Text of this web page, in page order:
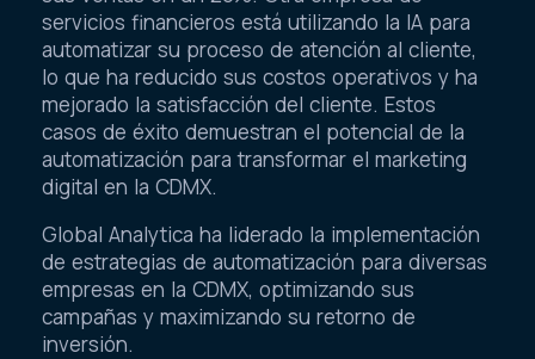
servicios financieros está utilizando la IA para
automatizar su proceso de atención al cliente,
lo que ha reducido sus costos operativos y ha
mejorado la satisfacción del cliente. Estos
casos de éxito demuestran el potencial de la
automatización para transformar el marketing
digital en la CDMX.
Global Analytica ha liderado la implementación
de estrategias de automatización para diversas
empresas en la CDMX, optimizando sus
campañas y maximizando su retorno de
inversión.